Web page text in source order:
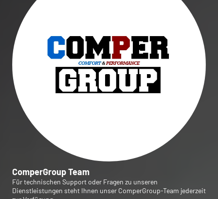
ComperGroup Team
Für technischen Support oder Fragen zu unseren
Dienstleistungen steht Ihnen unser ComperGroup-Team jederzeit